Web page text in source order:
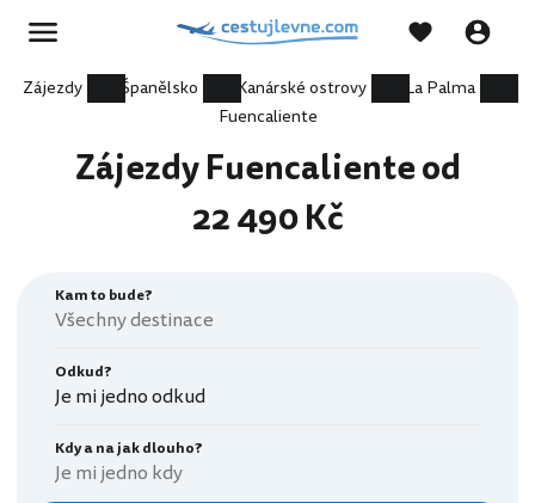
Zájezdy Španělsko Kanárské ostrovy
La Palma
Fuencaliente
Zájezdy Fuencaliente od
22 490 Kč
Kam to bude?
Odkud?
Je mi jedno odkud
Kdy a na jak dlouho?
Je mi jedno kdy